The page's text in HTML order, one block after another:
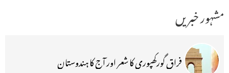
مشہور خبریں
فراق گورکھپوری کا شعر اور آج کا ہندوستان